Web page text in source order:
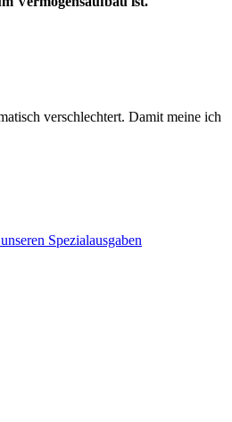
verschlechtert. Damit meine ich
Spezialausgaben